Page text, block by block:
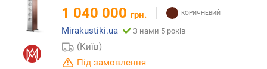
1 040 000 грн.
Mirakustiki.ua
З нами 5 років
(Київ)
Під замовлення